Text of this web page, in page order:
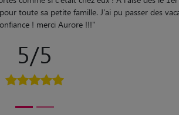
5/5